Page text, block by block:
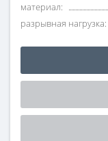
материал:
разрывная нагрузка: